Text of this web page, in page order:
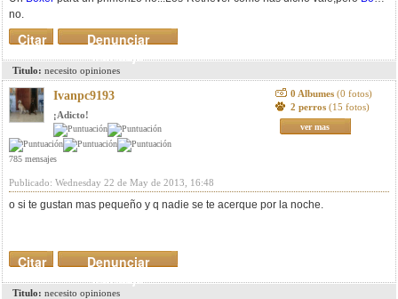
no.
Denunciar
mensaje
Citar
Titulo: necesito opiniones
Ivanpc9193
¡Adicto!
785 mensajes
0 Albumes (0 fotos)
2 perros (15 fotos)
ver mas
Publicado: Wednesday 22 de May de 2013, 16:48
o si te gustan mas pequeño y q nadie se te acerque por la noche.
Denunciar
mensaje
Citar
Titulo: necesito opiniones